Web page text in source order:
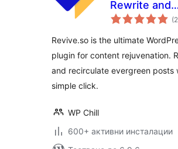
Rewrite and
Republish
Revive.so is the ultimate
plugin for content rejuvenation.
and recirculate evergreen posts
simple click.
WP Chill
600+ активни инсталации